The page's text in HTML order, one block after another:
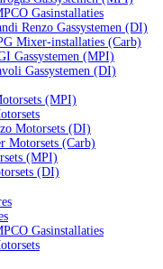
Gasinstallaties
Renzo Gassystemen (DI)
Mixer-installaties (Carb)
Gassystemen (MPI)
Gassystemen (DI)
(MPI)
Motorsets (DI)
Motorsets (Carb)
(MPI)
(DI)
Gasinstallaties